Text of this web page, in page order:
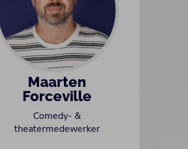
Maarten
Forceville
Comedy- &
theatermedewerker